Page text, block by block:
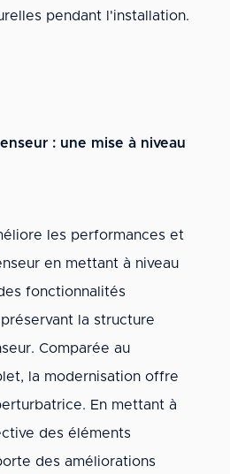
pendant l'installation.
: une mise à niveau
les performances et
en mettant à niveau
fonctionnalités
la structure
Comparée au
la modernisation offre
En mettant à
des éléments
des améliorations